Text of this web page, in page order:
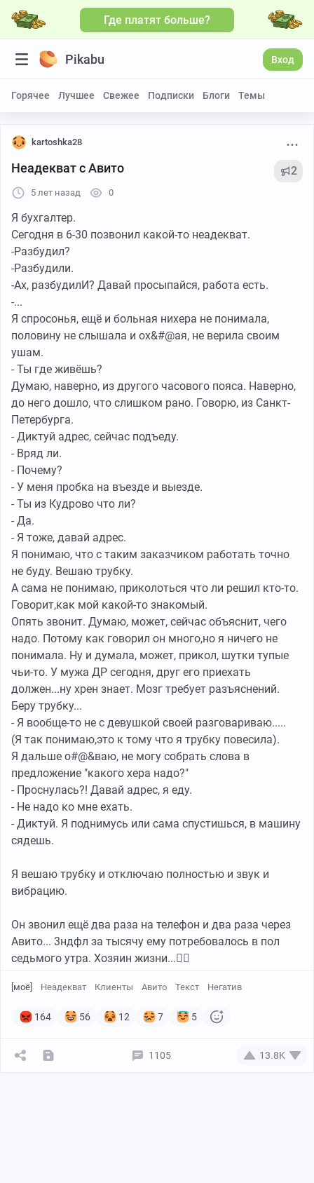
Где платят больше?
Pikabu Вход
Горячее Лучшее Свежее Подписки Блоги Темы
kartoshka28
Неадекват с Авито 2
5 лет назад 0
Я бухгалтер.
Сегодня в 6-30 позвонил какой-то неадекват.
-Разбудил?
-Разбудили.
-Ах, разбудилИ? Давай просыпайся, работа есть.
-...
Я спросонья, ещё и больная нихера не понимала,
половину не слышала и ох&#@ая, не верила своим
ушам.
- Ты где живёшь?
Думаю, наверно, из другого часового пояса. Наверно,
до него дошло, что слишком рано. Говорю, из Санкт-
Петербурга.
- Диктуй адрес, сейчас подъеду.
- Вряд ли.
- Почему?
- У меня пробка на въезде и выезде.
- Ты из Кудрово что ли?
- Да.
- Я тоже, давай адрес.
Я понимаю, что с таким заказчиком работать точно
не буду. Вешаю трубку.
А сама не понимаю, приколоться что ли решил кто-то.
Говорит,как мой какой-то знакомый.
Опять звонит. Думаю, может, сейчас объяснит, чего
надо. Потому как говорил он много,но я ничего не
понимала. Ну и думала, может, прикол, шутки тупые
чьи-то. У мужа ДР сегодня, друг его приехать
должен...ну хрен знает. Мозг требует разъяснений.
Беру трубку...
- Я вообще-то не с девушкой своей разговариваю.....
(Я так понимаю,это к тому что я трубку повесила).
Я дальше о#@&ваю, не могу собрать слова в
предложение "какого хера надо?"
- Проснулась?! Давай адрес, я еду.
- Не надо ко мне ехать.
- Диктуй. Я поднимусь или сама спустишься, в машину
сядешь.
Я вешаю трубку и отключаю полностью и звук и
вибрацию.
Он звонил ещё два раза на телефон и два раза через
Авито... 3ндфл за тысячу ему потребовалось в пол
седьмого утра. Хозяин жизни...🤦‍♀️
[моё] Неадекват Клиенты Авито Текст Негатив
164 56 12 7 5
1105 13.8K